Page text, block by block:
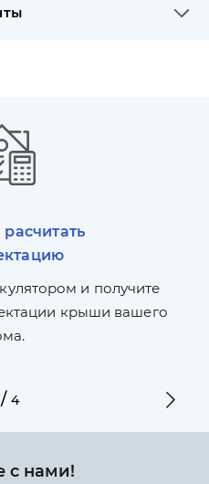
и получите
крыши вашего
/4
с нами!